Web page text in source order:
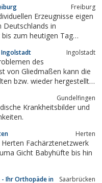
Freiburg
Erzeugnisse eigen
in
zum heutigen Tag
verarbeitet
Ingolstadt Ingolstadt
des
von Gliedmaßen kann die
bzw. wieder hergestellt
Gundelfingen
Krankheitsbilder und
Herten
Fachärztenetzwerk
Gicht Babyhüfte bis hin
Ihr Orthopäde in
Saarbrücken